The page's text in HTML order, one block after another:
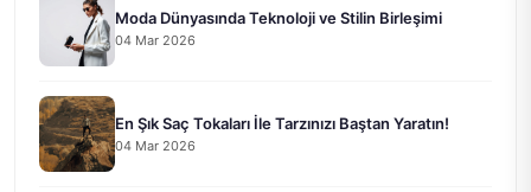
Moda Dünyasında Teknoloji ve Stilin Birleşimi
04 Mar 2026
En Şık Saç Tokaları İle Tarzınızı Baştan Yaratın!
04 Mar 2026